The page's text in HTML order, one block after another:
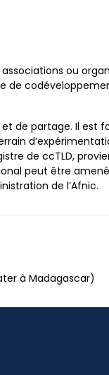
ou
de
de partage. Il est
de ccTLD,
peut être
de l’Afnic.
à Madagascar)